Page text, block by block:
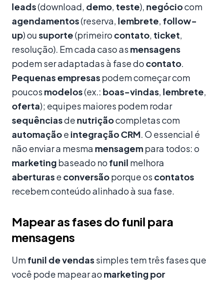
leads(download, demo, teste), negóciocom
agendamentos(reserva, lembrete, follow-
up) ousuporte(primeiro contato, ticket,
resolução). Em cada caso as mensagens
podem ser adaptadas à fase do contato.
Pequenasempresaspodem começar com
poucos modelos(ex.: boas-vindas, lembrete,
oferta); equipes maiores podem rodar
sequênciasde nutriçãocompletas com
automaçãoe integraçãoCRM. O essencial é
não enviar a mesma mensagempara todos: o
marketing baseado no funil melhora
aberturase conversãoporque os contatos
recebem conteúdo alinhado à sua fase.
Mapear as fases do funil para
mensagens
Umfunil de vendassimples tem três fases que
você pode mapear ao marketing por